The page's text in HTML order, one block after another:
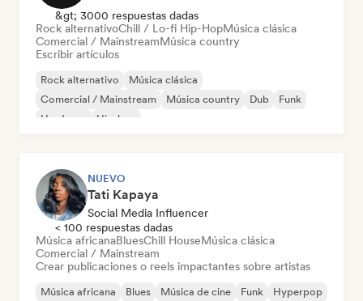
&gt; 3000 respuestas dadas
Rock alternativoChill / Lo-fi Hip-HopMúsica clásica
Comercial / MainstreamMúsica country
Escribir artículos
Rock alternativo
Música clásica
Comercial / Mainstream
Música country Dub
Funk
Hardcore
Hip-hop
NUEVO
Tati Kapaya
Social Media Influencer
< 100 respuestas dadas
Música africanaBluesChill HouseMúsica clásica
Comercial / Mainstream
Crear publicaciones o reels impactantes sobre artistas
Música africana Blues Música de cine Funk Hyperpop